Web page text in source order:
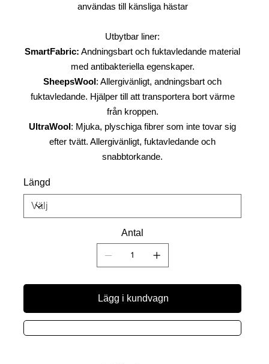
användas till känsliga hästar
Utbytbar liner:
SmartFabric: Andningsbart och fuktavledande material
med antibakteriella egenskaper.
SheepsWool: Allergivänligt, andningsbart och
fuktavledande. Hjälper till att transportera bort värme
från kroppen.
UltraWool: Mjuka, plyschiga fibrer som inte tovar sig
efter tvätt. Allergivänligt, fuktavledande och
snabbtorkande.
Längd
Antal
Lägg i kundvagn